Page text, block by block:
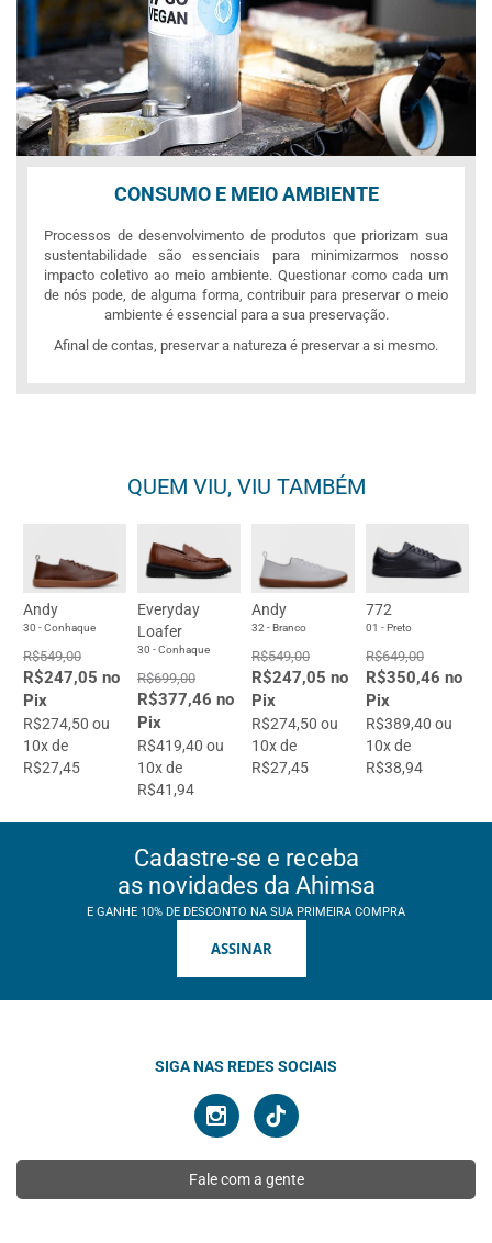
CONSUMO E MEIO AMBIENTE
Processos de desenvolvimento de produtos que priorizam sua
sustentabilidade são essenciais para minimizarmos nosso
impacto coletivo ao meio ambiente. Questionar como cada um
de nós pode, de alguma forma, contribuir para preservar o meio
ambiente é essencial para a sua preservação.
Afinal de contas, preservar a natureza é preservar a si mesmo.
QUEM VIU, VIU TAMBÉM
Andy
30 - Conhaque
R$549,00
R$247,05 no
Pix
R$274,50 ou
10x de
R$27,45
Everyday
Loafer
30 - Conhaque
R$699,00
R$377,46 no
Pix
R$419,40 ou
10x de
R$41,94
Andy
32 - Branco
R$549,00
R$247,05 no
Pix
R$274,50 ou
10x de
R$27,45
772
01 - Preto
R$649,00
R$350,46 no
Pix
R$389,40 ou
10x de
R$38,94
Cadastre-se e receba
as novidades da Ahimsa
E GANHE 10% DE DESCONTO NA SUA PRIMEIRA COMPRA
ASSINAR
SIGA NAS REDES SOCIAIS
Fale com a gente